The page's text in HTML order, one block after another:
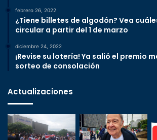
febrero 26, 2022
¿Tiene billetes de algodón? Vea
circular a partir del 1 de marzo
diciembre 24, 2022
¡Revise su lotería! Ya salió el premio
sorteo de consolación
Actualizaciones